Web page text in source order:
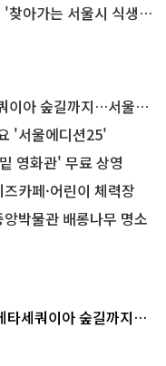
서울시 식생활 교육' 현장
까지…서울둘레길 15코스
'서울에디션25'
영화관' 무료 상영
카페·어린이 체력장
박물관 배롱나무 명소
타세쿼이아 숲길까지…